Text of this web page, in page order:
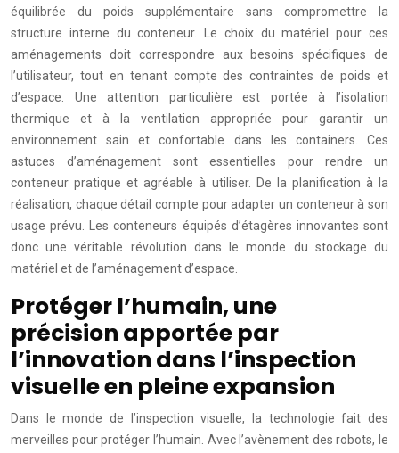
équilibrée du poids supplémentaire sans compromettre la
structure interne du conteneur. Le choix du matériel pour ces
aménagements doit correspondre aux besoins spécifiques de
l’utilisateur, tout en tenant compte des contraintes de poids et
d’espace. Une attention particulière est portée à l’isolation
thermique et à la ventilation appropriée pour garantir un
environnement sain et confortable dans les containers. Ces
astuces d’aménagement sont essentielles pour rendre un
conteneur pratique et agréable à utiliser. De la planification à la
réalisation, chaque détail compte pour adapter un conteneur à son
usage prévu. Les conteneurs équipés d’étagères innovantes sont
donc une véritable révolution dans le monde du stockage du
matériel et de l’aménagement d’espace.
Protéger l’humain, une
précision apportée par
l’innovation dans l’inspection
visuelle en pleine expansion
Dans le monde de l’inspection visuelle, la technologie fait des
merveilles pour protéger l’humain. Avec l’avènement des robots, le